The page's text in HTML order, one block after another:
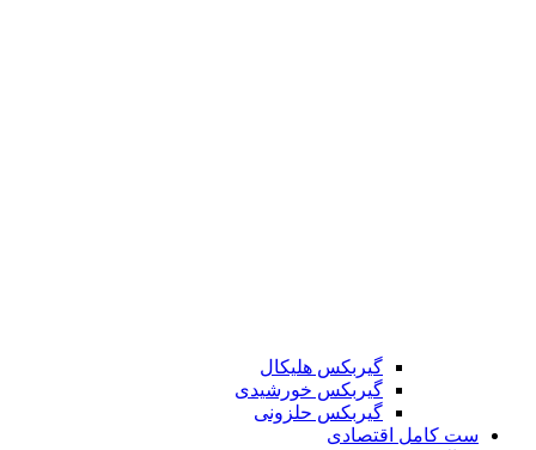
گیربکس هلیکال
گیربکس خورشیدی
گیربکس حلزونی
ست کامل اقتصادی